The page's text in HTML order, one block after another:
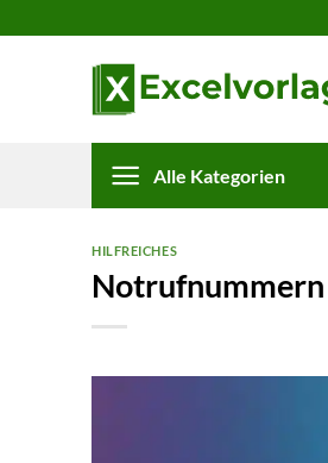
Inhalt
Alle Kategorien
HILFREICHES
Notrufnummern